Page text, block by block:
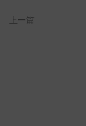
上一篇